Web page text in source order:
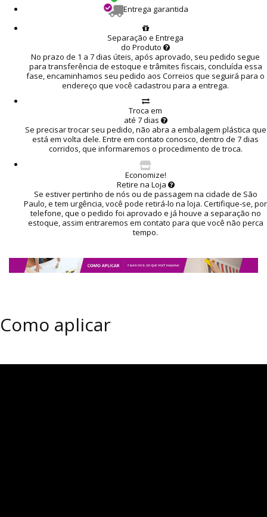
Entrega garantida
Separação e Entrega
do Produto
No prazo de 1 a 7 dias úteis, após aprovado, seu pedido segue
para transferência de estoque e trâmites fiscais, concluída essa
fase, encaminhamos seu pedido aos Correios que seguirá para o
endereço que você cadastrou para a entrega.
Troca em
até 7 dias
Se precisar trocar seu pedido, não abra a embalagem plástica que
está em volta dele. Entre em contato conosco, dentro de 7 dias
corridos, que informaremos o procedimento de troca.
Economize!
Retire na Loja
Se estiver pertinho de nós ou de passagem na cidade de São
Paulo, e tem urgência, você pode retirá-lo na loja. Certifique-se, por
telefone, que o pedido foi aprovado e já houve a separação no
estoque, assim entraremos em contato para que você não perca
tempo.
Como aplicar